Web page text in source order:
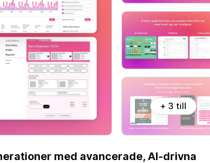
+ 3 till
med avancerade, AI-drivna